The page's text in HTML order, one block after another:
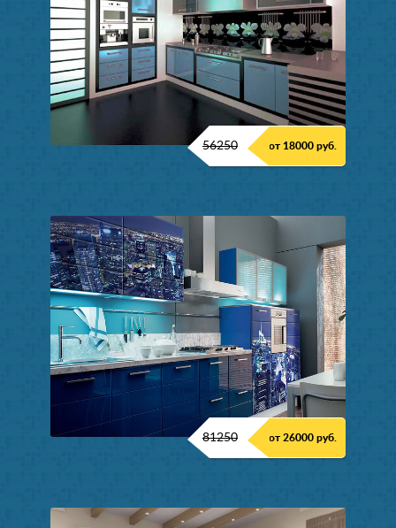
56250 от 18000 руб.
81250 от 26000 руб.